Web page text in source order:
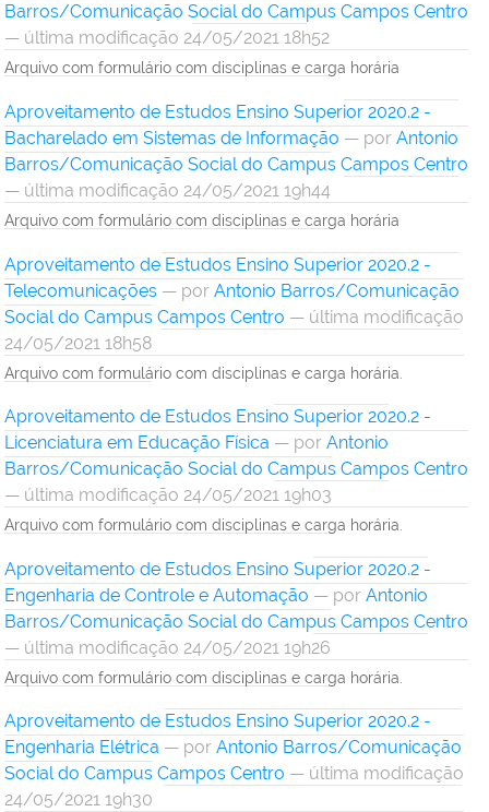
Barros/Comunicação Social do Campus Campos Centro
— última modificação 24/05/2021 18h52
Arquivo com formulário com disciplinas e carga horária
Aproveitamento de Estudos Ensino Superior 2020.2 -
Bacharelado em Sistemas de Informação — por Antonio
Barros/Comunicação Social do Campus Campos Centro
— última modificação 24/05/2021 19h44
Arquivo com formulário com disciplinas e carga horária
Aproveitamento de Estudos Ensino Superior 2020.2 -
Telecomunicações — por Antonio Barros/Comunicação
Social do Campus Campos Centro — última modificação
24/05/2021 18h58
Arquivo com formulário com disciplinas e carga horária.
Aproveitamento de Estudos Ensino Superior 2020.2 -
Licenciatura em Educação Física — por Antonio
Barros/Comunicação Social do Campus Campos Centro
— última modificação 24/05/2021 19h03
Arquivo com formulário com disciplinas e carga horária.
Aproveitamento de Estudos Ensino Superior 2020.2 -
Engenharia de Controle e Automação — por Antonio
Barros/Comunicação Social do Campus Campos Centro
— última modificação 24/05/2021 19h26
Arquivo com formulário com disciplinas e carga horária.
Aproveitamento de Estudos Ensino Superior 2020.2 -
Engenharia Elétrica — por Antonio Barros/Comunicação
Social do Campus Campos Centro — última modificação
24/05/2021 19h30